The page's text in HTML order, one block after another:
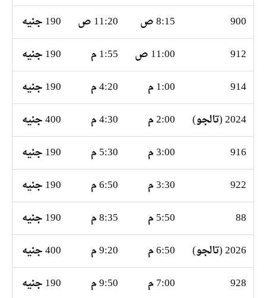
900
8:15 ص 11:20 ص
190 جنيه
912
11:00 ص 1:55 م
190 جنيه
914
1:00 م 4:20 م
190 جنيه
2024 (تالجو)
2:00 م 4:30 م
400 جنيه
916
3:00 م 5:30 م
190 جنيه
922
3:30 م 6:50 م
190 جنيه
88
5:50 م 8:35 م
190 جنيه
2026 (تالجو)
6:50 م 9:20 م
400 جنيه
928
7:00 م 9:50 م
190 جنيه